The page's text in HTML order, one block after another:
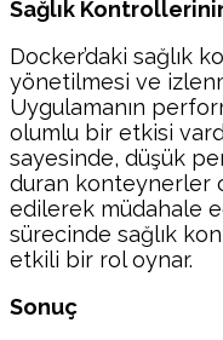
Sağlık
Docker’daki sağlık
yönetilmesi ve
Uygulamanın
olumlu bir etkisi
sayesinde, düşük
duran konteynerler
edilerek müdahale
sürecinde sağlık
etkili bir rol oynar.
Sonuç